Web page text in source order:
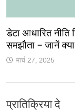
डेटा आधारित नीति
समझौता – जानें क्या
मार्च 27, 2025
प्रातिक्रिया दे